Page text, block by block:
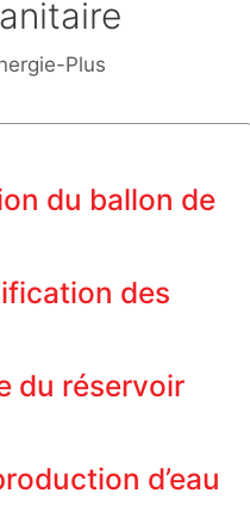
Plus
du ballon de
des
du réservoir
d’eau